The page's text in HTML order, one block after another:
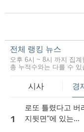
전체 랭킹 뉴스
오후 6시 ~ 8시 까지 집계
총 누적수와는 다를 수 있
시사 경
1
로또 틀렸다고 버
지뒷면"에 있는...